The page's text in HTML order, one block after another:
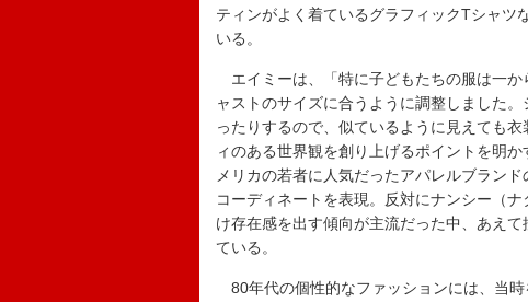
ティンがよく着ているグラフィックTシャツ
いる。
エイミーは、「特に子どもたちの服は一
ャストのサイズに合うように調整しました
ったりするので、似ているように見えても
ィのある世界観を創り上げるポイントを明
メリカの若者に人気だったアパレルブラン
コーディネートを表現。反対にナンシー（
け存在感を出す傾向が主流だった中、あえ
ている。
80年代の個性的なファッションには、当